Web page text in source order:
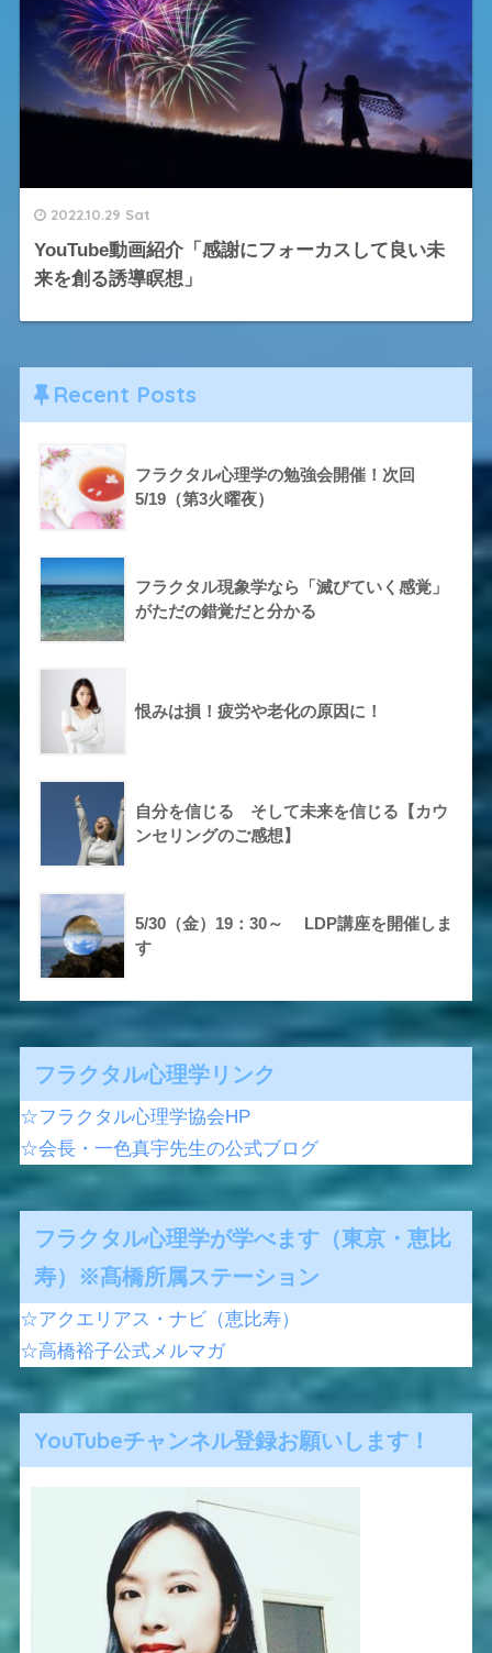
2022.10.29 Sat
YouTube動画紹介「感謝にフォーカスして良い未
来を創る誘導瞑想」
Recent Posts
フラクタル心理学の勉強会開催！次回
5/19（第3火曜夜）
フラクタル現象学なら「滅びていく感覚」
がただの錯覚だと分かる
恨みは損！疲労や老化の原因に！
自分を信じる そして未来を信じる【カウ
ンセリングのご感想】
5/30（金）19：30～ LDP講座を開催しま
す
フラクタル心理学リンク
☆フラクタル心理学協会HP
☆会長・一色真宇先生の公式ブログ
フラクタル心理学が学べます（東京・恵比
寿）※髙橋所属ステーション
☆アクエリアス・ナビ（恵比寿）
☆高橋裕子公式メルマガ
YouTubeチャンネル登録お願いします！